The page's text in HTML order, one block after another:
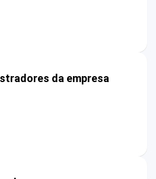
da empresa